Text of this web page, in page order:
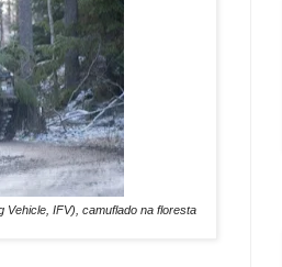
Vehicle, IFV), camuflado na floresta